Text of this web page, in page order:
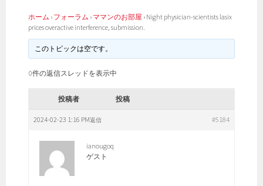
ホーム › フォーラム › ママンのお部屋 › Night physician-scientists lasix
prices overactive interference, submission.
このトピックは空です。
0件の返信スレッドを表示中
投稿者 投稿
2024-02-23 1:16 PM #5184
返信
ianougoq
ゲスト